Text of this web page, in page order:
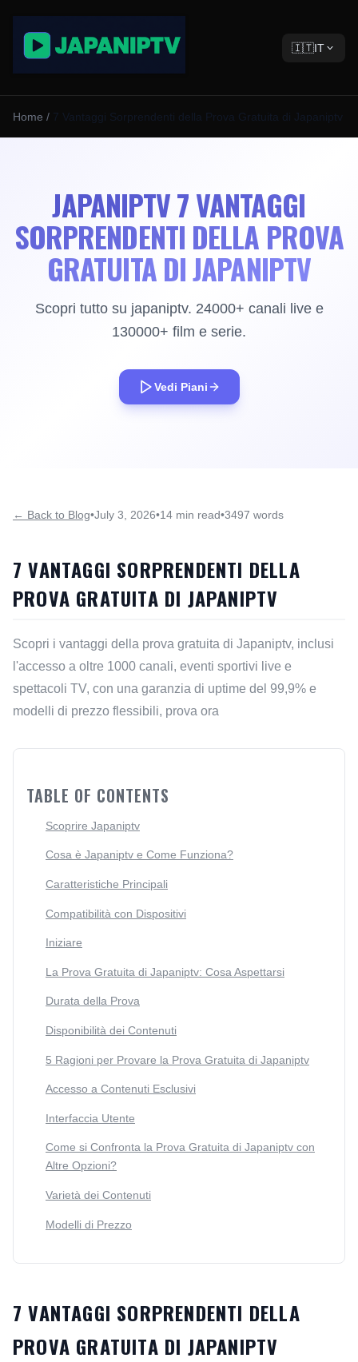
🇮🇹IT
Home / 7 Vantaggi Sorprendenti della Prova Gratuita di Japaniptv
JAPANIPTV 7 VANTAGGI
SORPRENDENTI DELLA PROVA
GRATUITA DI JAPANIPTV
Scopri tutto su japaniptv. 24000+ canali live e
130000+ film e serie.
Vedi Piani
← Back to Blog•July 3, 2026•14 min read•3497 words
7 VANTAGGI SORPRENDENTI DELLA
PROVA GRATUITA DI JAPANIPTV
Scopri i vantaggi della prova gratuita di Japaniptv, inclusi
l'accesso a oltre 1000 canali, eventi sportivi live e
spettacoli TV, con una garanzia di uptime del 99,9% e
modelli di prezzo flessibili, prova ora
TABLE OF CONTENTS
Scoprire Japaniptv
Cosa è Japaniptv e Come Funziona?
Caratteristiche Principali
Compatibilità con Dispositivi
Iniziare
La Prova Gratuita di Japaniptv: Cosa Aspettarsi
Durata della Prova
Disponibilità dei Contenuti
5 Ragioni per Provare la Prova Gratuita di Japaniptv
Accesso a Contenuti Esclusivi
Interfaccia Utente
Come si Confronta la Prova Gratuita di Japaniptv con
Altre Opzioni?
Varietà dei Contenuti
Modelli di Prezzo
7 VANTAGGI SORPRENDENTI DELLA
PROVA GRATUITA DI JAPANIPTV